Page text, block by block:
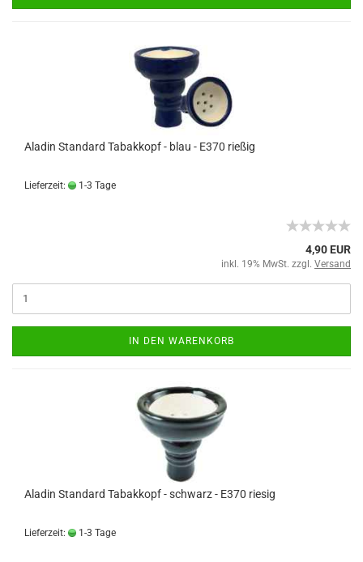
Aladin Standard Tabakkopf - blau - E370 rießig
Lieferzeit: 1-3 Tage
4,90 EUR
inkl. 19% MwSt. zzgl. Versand
IN DEN WARENKORB
Aladin Standard Tabakkopf - schwarz - E370 riesig
Lieferzeit: 1-3 Tage